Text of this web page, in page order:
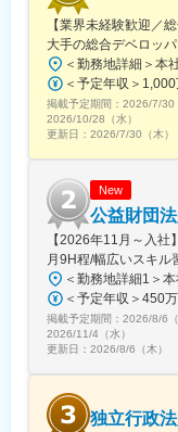
【業界未経験歓迎／
大手の総合デベロッ
掲載予定期間： 2026/7/30
2026/10/28（水）
更新日： 2026/7/30（木）
New
公益財団
【2026年11月～入
月9H程/幅広いスキル
掲載予定期間： 2026/8/6（
2026/11/4（水）
更新日： 2026/8/6（木）
独立行政